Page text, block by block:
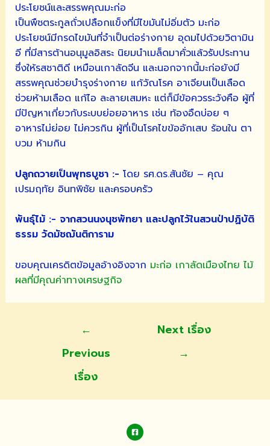
ประโยชน์และสรรพคุณมะก่อ
เป็นพืชตระกูลถั่วเปลือกแข็งที่มีไขมันไม่อิ่มตัว มะก่อ
ประโยชน์มีกรดไขมันที่จำเป็นต่อร่างกาย อุดมไปด้วยวิตามิน
อี ที่มีสารต้านอนุมูลอิสระ นิยมนำเมล็ดมาคั่วแล้วรับประทาน
ซึ่งให้รสชาติดี เหมือนเกาลัดจีน และนอกจากนี้มะก่อยังมี
สรรพคุณช่วยบำรุงร่างกาย แก้วัณโรค อาเจียนเป็นเลือด
ช่วยห้ามเลือด แก้ไอ ละลายเสมหะ แต่ก็มีข้อควรระวังคือ ผู้ที่
มีปัญหาเกี่ยวกับระบบย่อยอาหาร เช่น ท้องอืดบ่อย ๆ
อาหารไม่ย่อย ไม่ควรกิน ผู้ที่เป็นโรคไขข้ออักเสบ ร้อนใน ตา
บวม ห้ามกิน
ปลูกถวายเป็นพุทธบูชา :- โดย รศ.ดร.สันชัย – คุณ
เปรมฤทัย อินทพิชัย และครอบครัว
พันธุ์ไม้ :- จากสวนนงนุชพัทยา และปลูกไว้ในสวนป่าปฏิบัติ
ธรรม วัดมัชฌันติการาม
ขอบคุณเครดิตข้อมูลอ้างอิงจาก มะก่อ เกาลัดเมืองไทย ไม้
ผลที่มีคุณค่าทางเศรษฐกิจ
←
Previous
เรื่อง
Next เรื่อง
→